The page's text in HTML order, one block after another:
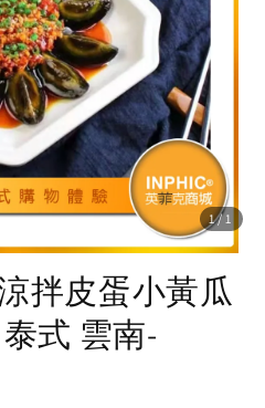
1/1
拌皮蛋小黃瓜
式 雲南-